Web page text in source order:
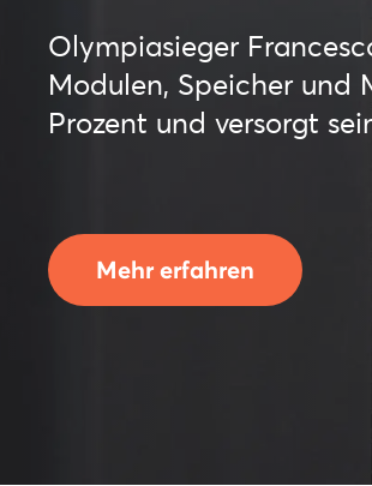
Olympiasieger
Modulen, Speicher und
Prozent und versorgt
Mehr erfahren